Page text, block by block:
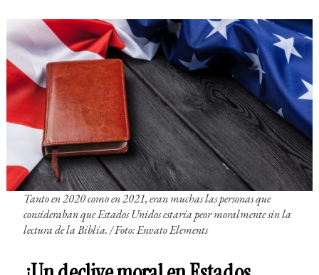
Tanto en 2020 como en 2021, eran muchas las personas que
consideraban que Estados Unidos estaría peor moralmente sin la
lectura de la Biblia. /Foto: Envato Elements